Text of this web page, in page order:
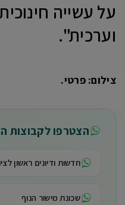
על עשייה
וערכית".
צילום: פרטי.
הצטרפו לקבוצות
חדשות ודיונים ראשון
שכונת מישור הנוף